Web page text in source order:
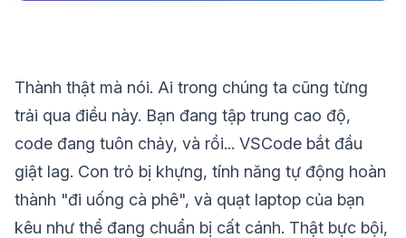
Thành thật mà nói. Ai trong chúng ta cũng từng
trải qua điều này. Bạn đang tập trung cao độ,
code đang tuôn chảy, và rồi... VSCode bắt đầu
giật lag. Con trỏ bị khựng, tính năng tự động hoàn
thành "đi uống cà phê", và quạt laptop của bạn
kêu như thể đang chuẩn bị cất cánh. Thật bực bội,